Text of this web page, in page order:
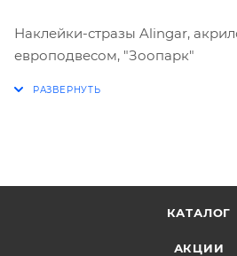
Наклейки-стразы Alingar,
европодвесом, "Зоопарк"
КАТАЛОГ
АКЦИИ